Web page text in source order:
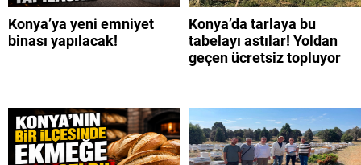
Konya’ya yeni emniyet
binası yapılacak!
Konya’da tarlaya bu
tabelayı astılar! Yoldan
geçen ücretsiz topluyor